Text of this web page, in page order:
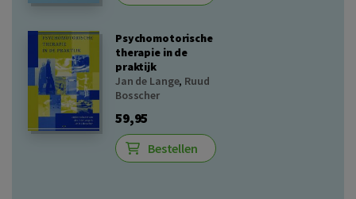
Psychomotorische
therapie in de
praktijk
Jan de Lange, Ruud
Bosscher
59,95
Bestellen